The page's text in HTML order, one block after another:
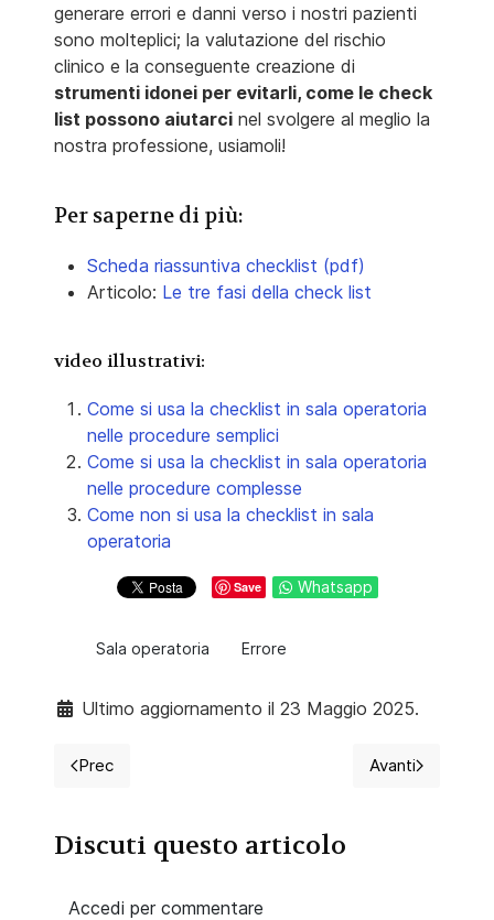
generare errori e danni verso i nostri pazienti
sono molteplici; la valutazione del rischio
clinico e la conseguente creazione di
strumenti idonei per evitarli, come le check
list possono aiutarci nel svolgere al meglio la
nostra professione, usiamoli!
Per saperne di più:
Scheda riassuntiva checklist (pdf)
Articolo: Le tre fasi della check list
video illustrativi:
Come si usa la checklist in sala operatoria
nelle procedure semplici
Come si usa la checklist in sala operatoria
nelle procedure complesse
Come non si usa la checklist in sala
operatoria
Save Whatsapp
Sala operatoria Errore
Ultimo aggiornamento il 23 Maggio 2025.
Articolo precedente: La potenzialità della donazione
Prec Articolo
Avanti
Discuti questo articolo
Accedi per commentare